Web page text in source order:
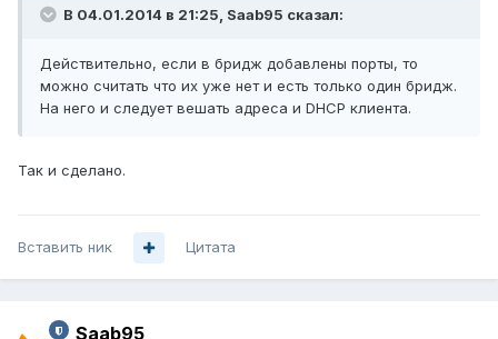
В 04.01.2014 в 21:25, Saab95 сказал:
Действительно, если в бридж добавлены порты, то
можно считать что их уже нет и есть только один бридж.
На него и следует вешать адреса и DHCP клиента.
Так и сделано.
Вставить ник Цитата
Saab95